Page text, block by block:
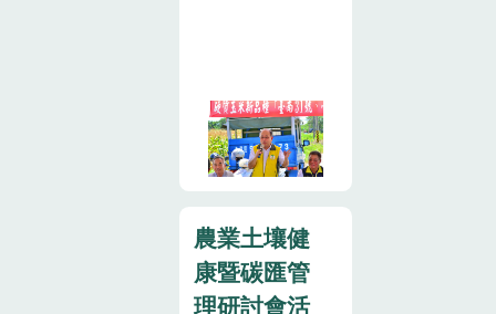
紅、黃、綠色
的小番茄串出
色彩繽紛糖葫
蘆，看小朋友
模樣！下午由
番茄老師和昆
蟲老師帶著小
碳含量、氮含
量及有機質等
數值均有提
禽畜糞堆肥的
硬質玉米，其
鮮重較對照組
火班長分享對
於新品種‘臺南
1號’的栽種經
驗及心得。最
朱詠筑助理研
究員進行田間
導覽解說，各
上午10時在雲
林縣臺西鄉丁
建仁農友示範
玉米新品種‘臺
南31號’、‘臺
南32號’田間觀
農業土壤健
康暨碳匯管
理研討會活